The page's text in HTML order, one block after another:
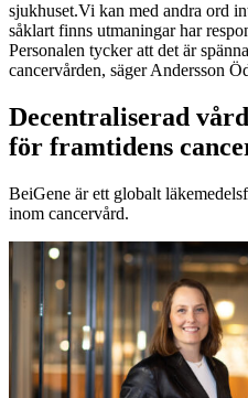
sjukhuset.Vi kan med andra ord
såklart finns utmaningar har
Personalen tycker att det är
cancervården, säger Andersson
Decentraliserad
för framtidens
BeiGene är ett globalt
inom cancervård.